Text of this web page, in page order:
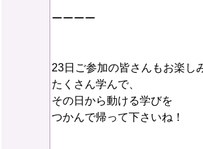
ーーーー
23日ご参加の皆さんもお楽し
たくさん学んで、
その日から動ける学びを
つかんで帰って下さいね！